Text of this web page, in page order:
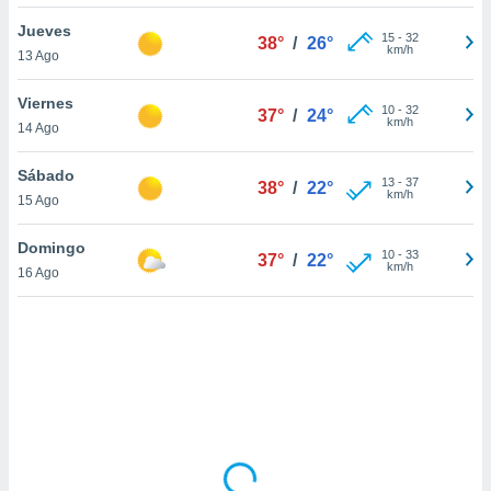
sitio
En
sean
el sitio
ni para
o
Jueves
13 Ago
38° / 26° 15- 32
km/h
Viernes
14 Ago
37° / 24° 10- 32
km/h
Sábado
15 Ago
38° / 22° 13- 37
km/h
Domingo
16 Ago
37° / 22° 10- 33
km/h